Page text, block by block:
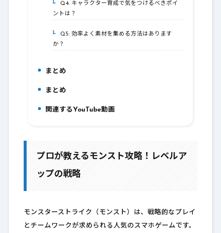
3-4.Q4: キャラクター育成で気をつけるべきポイ
ントは？
3-5.Q5: 効率よく素材を集める方法はあります
か？
まとめ
まとめ
6.関連するYouTube動画
プロが教えるモンスト攻略！レベルア
ップの戦略
モンスターストライク（モンスト）は、戦略的なプレイ
とチームワークが求められる人気のスマホゲームです。